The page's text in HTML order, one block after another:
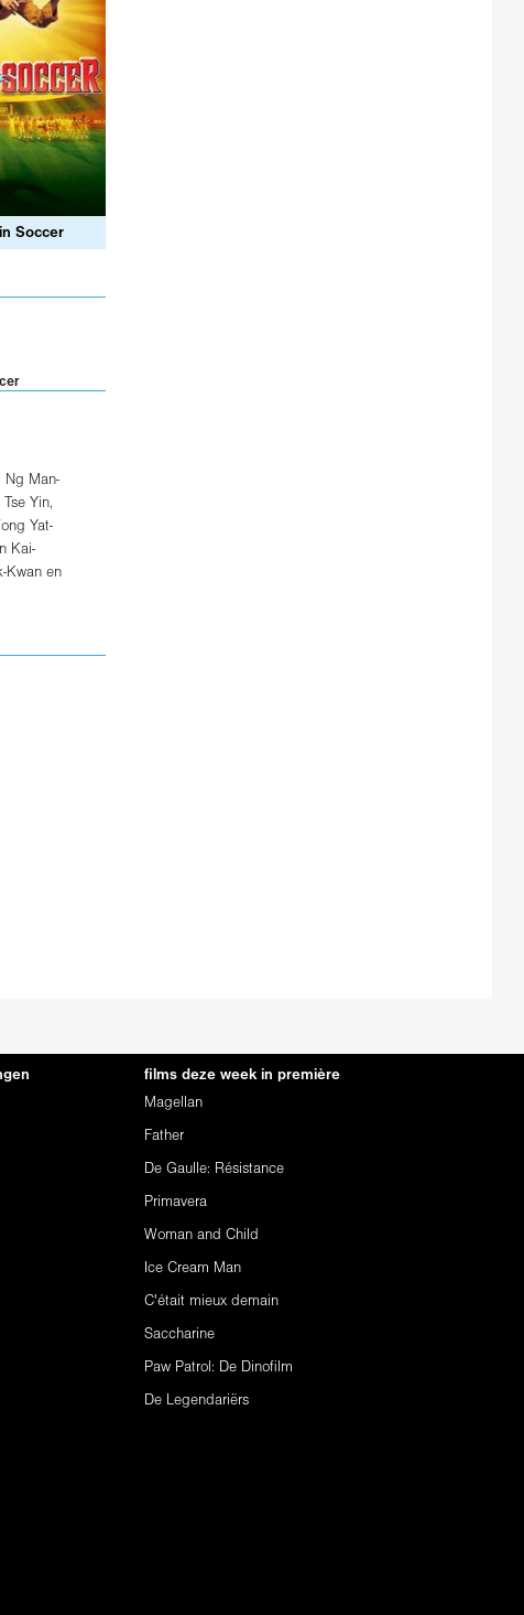
Soccer
Ng Man-
Tse Yin,
Yat-
Kai-
Kwan en
films deze week in première
Magellan
Father
De Gaulle: Résistance
Primavera
Woman and Child
Ice Cream Man
C'était mieux demain
Saccharine
Paw Patrol: De Dinofilm
De Legendariërs